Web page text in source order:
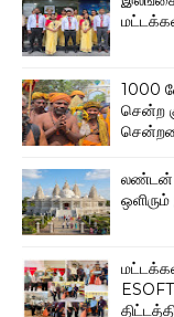
1000
சென்ற
லண்டன்